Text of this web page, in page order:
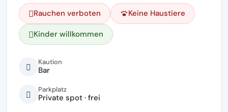
Rauchen verboten Keine Haustiere
Kinder willkommen
Kaution
Bar
Parkplatz
Private spot · frei